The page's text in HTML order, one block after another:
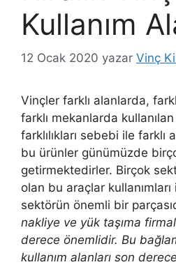
Kullanım
12 Ocak 2020 yazar Vinç
Vinçler farklı alanlarda,
farklı mekanlarda
farklılıkları sebebi ile farklı
bu ürünler günümüzde
getirmektedirler. Birçok
olan bu araçlar
sektörün önemli bir
nakliye ve yük taşıma
derece önemlidir. Bu
kullanım alanları son